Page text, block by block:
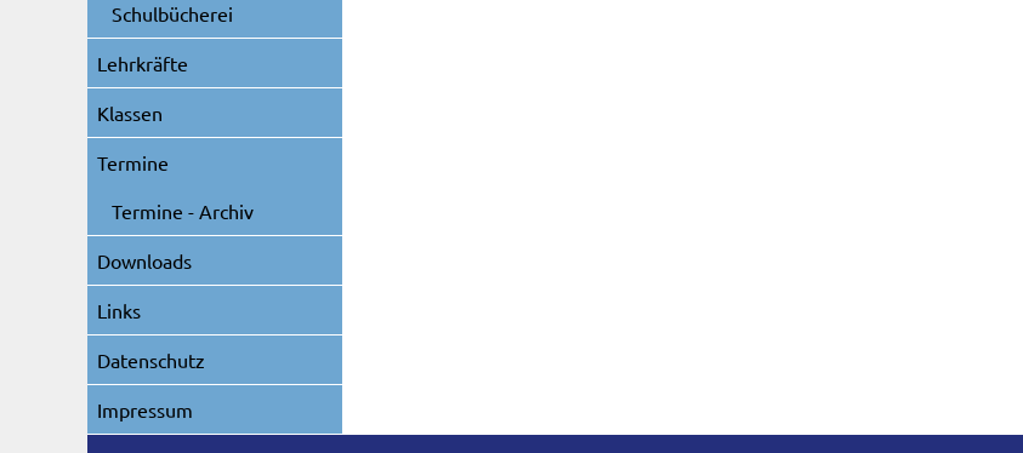
Schulbücherei
Lehrkräfte
Klassen
Termine
Termine - Archiv
Downloads
Links
Datenschutz
Impressum